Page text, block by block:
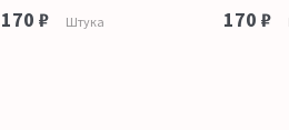
170 ₽ Штука 170 ₽